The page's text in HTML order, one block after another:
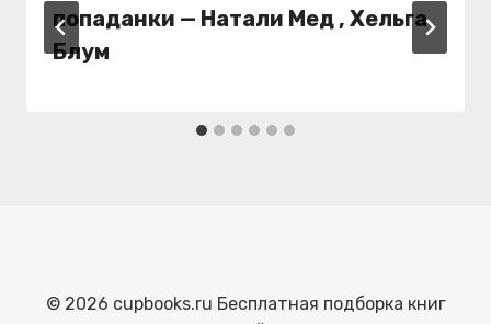
попаданки — Натали Мед , Хельга
Блум
© 2026 cupbooks.ru Бесплатная подборка книг